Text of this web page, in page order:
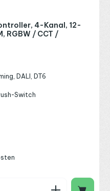
4-Kanal, 12-
RGBW / CCT /
DALI, DT6
Switch
gewünschten Wert